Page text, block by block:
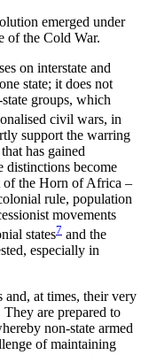
emerged under
of the Cold War.
on interstate and
state; it does not
groups, which
civil wars, in
support the warring
has gained
distinctions become
of the Horn of Africa –
rule, population
movements
states7 and the
especially in
and, at times, their very
are prepared to
non-state armed
of maintaining